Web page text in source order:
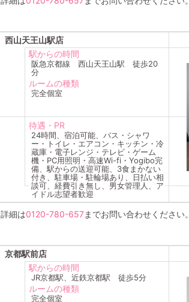
西山天王山駅店
駅からの時間
阪急京都線 西山天王山駅 徒歩20
分
ルームの種類
完全個室
待遇・PR
24時間、宿泊可能、バス・シャワ
ー・トイレ・エアコン・キッチン・冷
蔵庫・電子レンジ・テレビ・ゲーム
機・PC用照明・高速Wi-fi・Yogibo完
備、駅からの送迎可能、3食まかない
付き、駐車場・駐輪場あり、日払い相
談可、経費引き無し、男女管理人、ア
イドル志望者歓迎
詳細は0120-780-657までお問い合わせください。
京都駅前店
駅からの時間
JR京都駅、近鉄京都駅 徒歩5分
ルームの種類
完全個室